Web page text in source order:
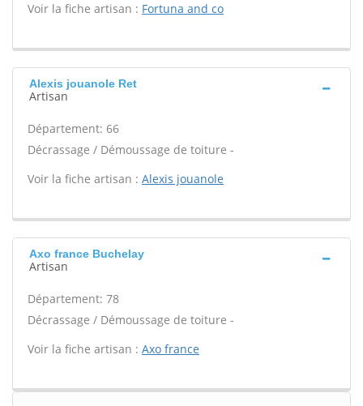
Voir la fiche artisan : Fortuna and co
Alexis jouanole Ret
Artisan
Département: 66
Décrassage / Démoussage de toiture -
Voir la fiche artisan : Alexis jouanole
Axo france Buchelay
Artisan
Département: 78
Décrassage / Démoussage de toiture -
Voir la fiche artisan : Axo france